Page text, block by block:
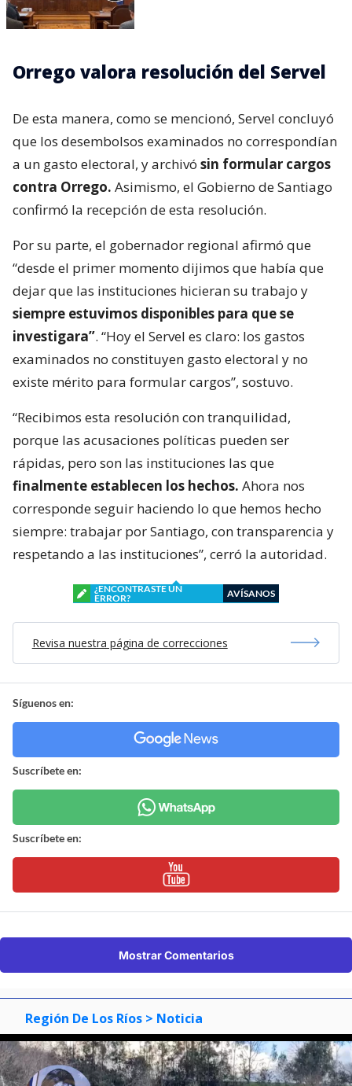
Orrego valora resolución del Servel
De esta manera, como se mencionó, Servel concluyó
que los desembolsos examinados no correspondían
a un gasto electoral, y archivó sin formular cargos
contra Orrego. Asimismo, el Gobierno de Santiago
confirmó la recepción de esta resolución.
Por su parte, el gobernador regional afirmó que
“desde el primer momento dijimos que había que
dejar que las instituciones hicieran su trabajo y
siempre estuvimos disponibles para que se
investigara”. “Hoy el Servel es claro: los gastos
examinados no constituyen gasto electoral y no
existe mérito para formular cargos”, sostuvo.
“Recibimos esta resolución con tranquilidad,
porque las acusaciones políticas pueden ser
rápidas, pero son las instituciones las que
finalmente establecen los hechos. Ahora nos
corresponde seguir haciendo lo que hemos hecho
siempre: trabajar por Santiago, con transparencia y
respetando a las instituciones”, cerró la autoridad.
¿ENCONTRASTE UN
ERROR?
AVÍSANOS
Revisa nuestra página de correcciones
Síguenos en:
Suscríbete en:
Suscríbete en:
Mostrar Comentarios
Región De Los Ríos > Noticia